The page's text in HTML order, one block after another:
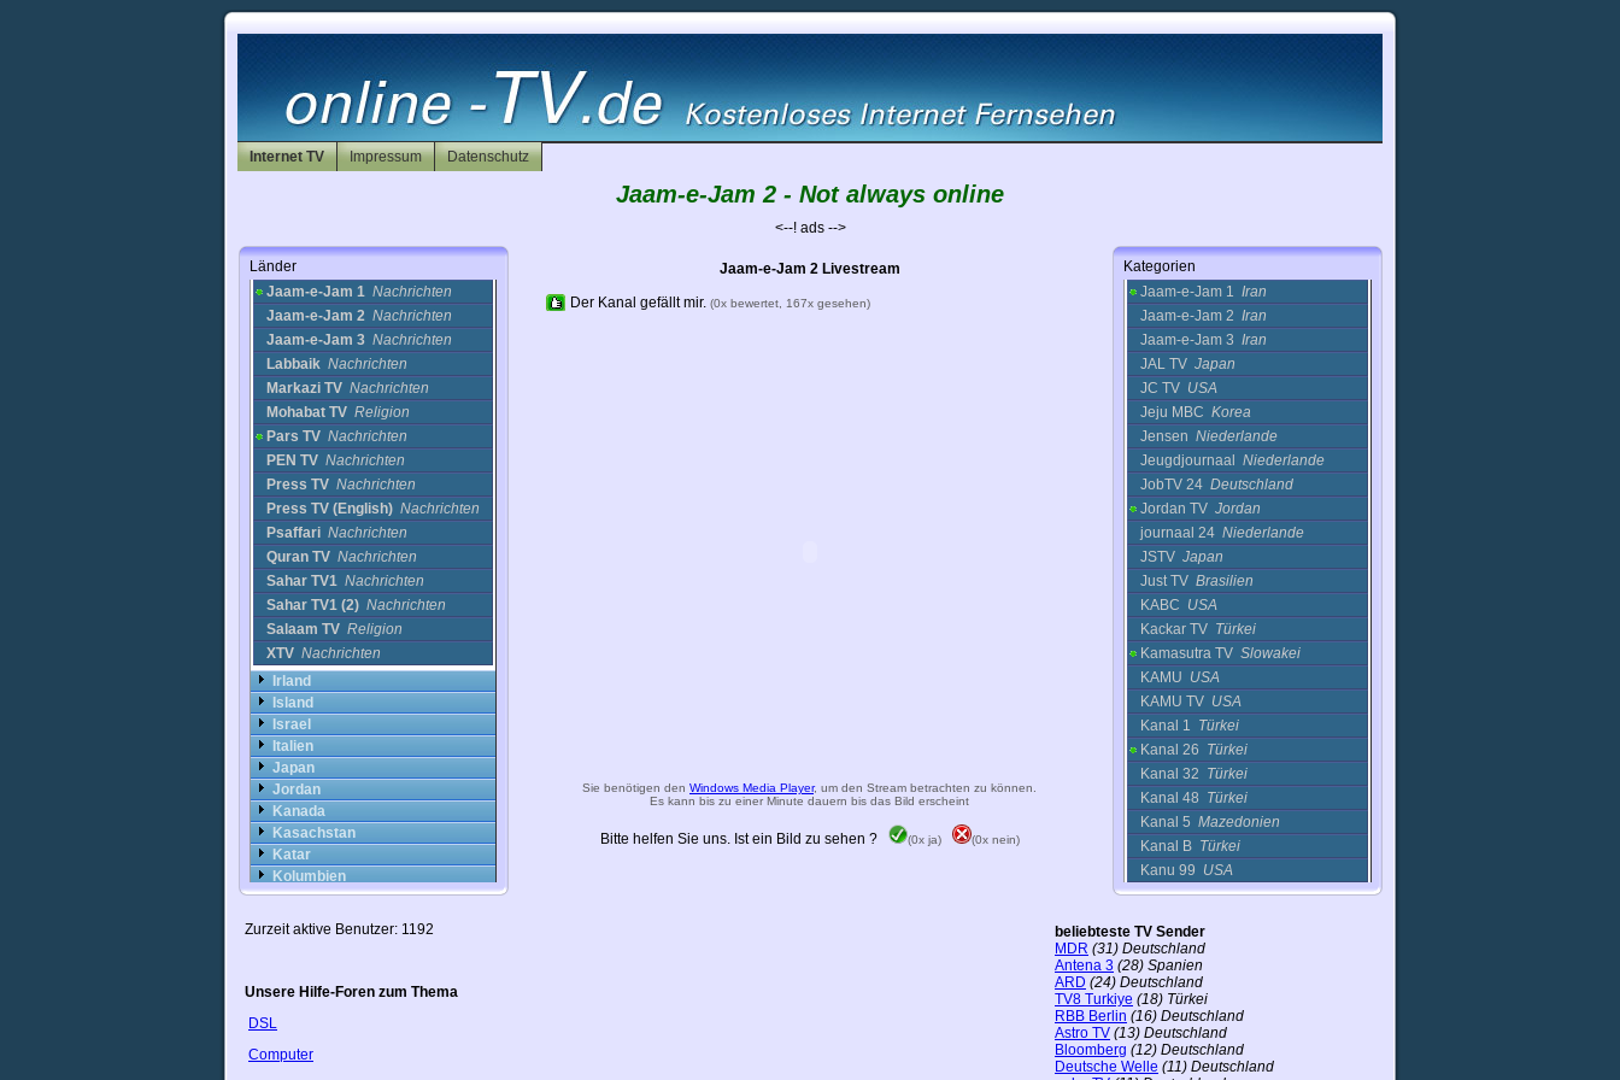
Internet TV Impressum Datenschutz
Jaam-e-Jam 2 - Not always online
<--! ads -->
Länder
Nachrichten
IRIB 1 Nachrichten
IRIB 1 (2)
Nachrichten
IRIB 2 Film
IRIB 2 (2) Nachrichten
IRIB1 Religion
Irinn
Jaam-e-Jam 1 Nachrichten
Jaam-e-Jam 2 Nachrichten
Jaam-e-Jam 3 Nachrichten
Labbaik Nachrichten
Markazi TV Nachrichten
Mohabat TV Religion
Pars TV Nachrichten
PEN TV Nachrichten
Press TV Nachrichten
Press TV (English) Nachrichten
Psaffari Nachrichten
Quran TV Nachrichten
Sahar TV1 Nachrichten
Sahar TV1 (2) Nachrichten
Salaam TV Religion
XTV Nachrichten
Irland
Island
Israel
Italien
Japan
Jordan
Kanada
Kasachstan
Katar
Kolumbien
Kongo
Korea
Lettland
Litauen
Luxemburg
Jaam-e-Jam 2 Livestream
Der Kanal gefällt mir. (0x bewertet, 167x gesehen)
Sie benötigen den Windows Media Player, um den Stream betrachten zu können.
Es kann bis zu einer Minute dauern bis das Bild erscheint
Bitte helfen Sie uns. Ist ein Bild zu sehen ? (0x ja) (0x nein)
Kategorien
IRIB 4Iran
IRIB 5Iran
ITV 4Frankreich
Ivorian TV
Jaam-e-Jam 1 Iran
Jaam-e-Jam 2 Iran
Jaam-e-Jam 3 Iran
JAL TV Japan
JC TV USA
Jeju MBC Korea
Jensen Niederlande
Jeugdjournaal Niederlande
JobTV 24 Deutschland
Jordan TV Jordan
journaal 24 Niederlande
JSTV Japan
Just TV Brasilien
KABC USA
Kackar TV Türkei
Kamasutra TV Slowakei
KAMU USA
KAMU TV USA
Kanal 1 Türkei
Kanal 26 Türkei
Kanal 32 Türkei
Kanal 48 Türkei
Kanal 5 Mazedonien
Kanal B Türkei
Kanu 99 USA
KANU TV 99USA
KAREUSA
KARE (2)
KBSVSyrien
KCCIUSA
KCENUSA
KCTUUSA
Zurzeit aktive Benutzer: 1192
Unsere Hilfe-Foren zum Thema
DSL
Computer
beliebteste TV Sender
MDR (31) Deutschland
Antena 3 (28) Spanien
ARD (24) Deutschland
TV8 Turkiye (18) Türkei
RBB Berlin (16) Deutschland
Astro TV (13) Deutschland
Bloomberg (12) Deutschland
Deutsche Welle (11) Deutschland